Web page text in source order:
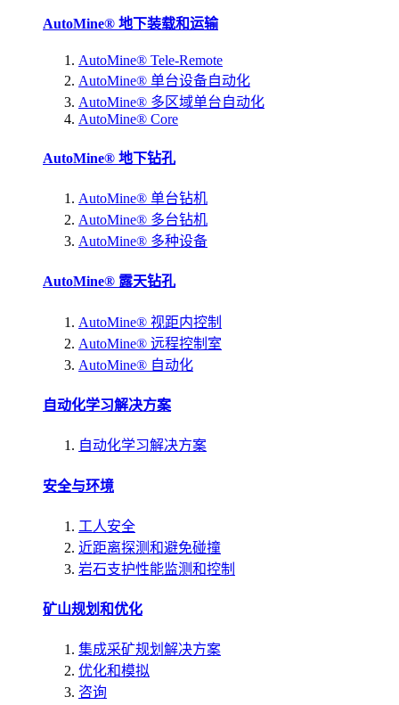
AutoMine® 地下装载和运输
AutoMine® Tele-Remote
AutoMine® 单台设备自动化
AutoMine® 多区域单台自动化
AutoMine® Core
AutoMine® 地下钻孔
AutoMine® 单台钻机
AutoMine® 多台钻机
AutoMine® 多种设备
AutoMine® 露天钻孔
AutoMine® 视距内控制
AutoMine® 远程控制室
AutoMine® 自动化
自动化学习解决方案
自动化学习解决方案
安全与环境
工人安全
近距离探测和避免碰撞
岩石支护性能监测和控制
矿山规划和优化
集成采矿规划解决方案
优化和模拟
咨询